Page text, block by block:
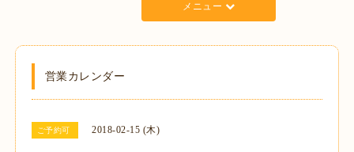
メニュー
営業カレンダー
ご予約可 2018-02-15 (木)